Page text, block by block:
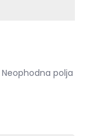
Neophodna polja